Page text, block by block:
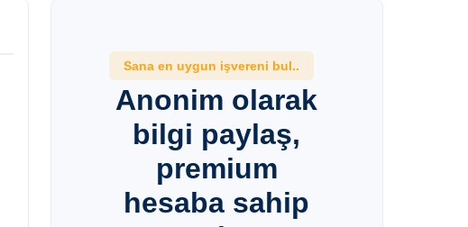
Sana en uygun işvereni bul..
Anonim olarak
bilgi paylaş,
premium
hesaba sahip